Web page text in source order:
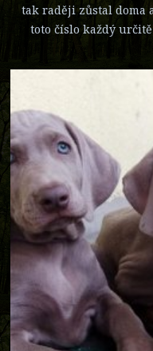
tak raději zůstal doma
toto číslo každý